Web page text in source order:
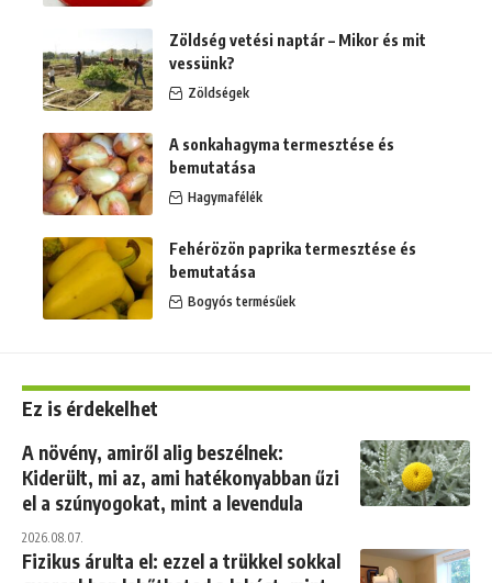
Zöldség vetési naptár – Mikor és mit
vessünk?
Zöldségek
A sonkahagyma termesztése és
bemutatása
Hagymafélék
Fehérözön paprika termesztése és
bemutatása
Bogyós termésűek
Ez is érdekelhet
A növény, amiről alig beszélnek:
Kiderült, mi az, ami hatékonyabban űzi
el a szúnyogokat, mint a levendula
2026.08.07.
Fizikus árulta el: ezzel a trükkel sokkal